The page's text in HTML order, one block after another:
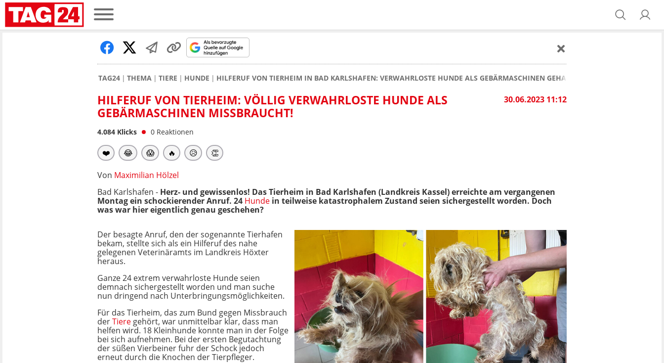
TAG24 THEMA TIERE HUNDE HILFERUF VON TIERHEIM IN BAD KARLSHAFEN: VERWAHRLOSTE HUNDE ALS GEBÄRMASCHINEN GEHALTEN!
30.06.2023 11:12
HILFERUF VON TIERHEIM: VÖLLIG VERWAHRLOSTE HUNDE ALS
GEBÄRMASCHINEN MISSBRAUCHT!
4.084 Klicks 0 Reaktionen
❤️ 😂 😱 🔥 😥 👏
Von Maximilian Hölzel
Bad Karlshafen - Herz- und gewissenlos! Das Tierheim in Bad Karlshafen (Landkreis Kassel) erreichte am vergangenen
Montag ein schockierender Anruf. 24 Hunde in teilweise katastrophalem Zustand seien sichergestellt worden. Doch
was war hier eigentlich genau geschehen?
Der besagte Anruf, den der sogenannte Tierhafen
bekam, stellte sich als ein Hilferuf des nahe
gelegenen Veterinäramts im Landkreis Höxter
heraus.
Ganze 24 extrem verwahrloste Hunde seien
demnach sichergestellt worden und man suche
nun dringend nach Unterbringungsmöglichkeiten.
Für das Tierheim, das zum Bund gegen Missbrauch
derTiere gehört, war unmittelbar klar, dass man
helfen wird. 18 Kleinhunde konnte man in der Folge
bei sich aufnehmen. Bei der ersten Begutachtung
der süßen Vierbeiner fuhr der Schock jedoch
erneut durch die Knochen der Tierpfleger.